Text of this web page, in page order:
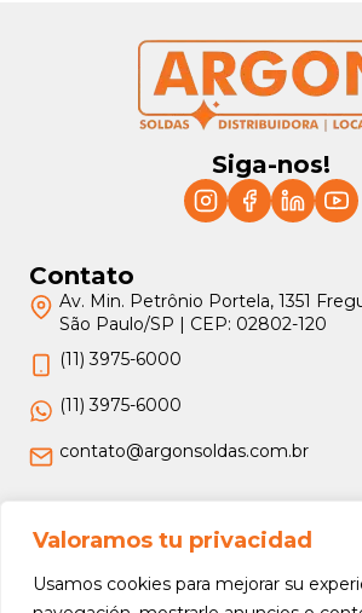
Valoramos tu privacidad
Usamos cookies para mejorar su
Siga-nos!
Contato
Av. Min. Petrônio Portela, 1351
São Paulo/SP | CEP: 02802-120
(11) 3975-6000
(11) 3975-6000
contato@argonsoldas.com.br
Jurídico
Termos e Condições
Política de Privacidade